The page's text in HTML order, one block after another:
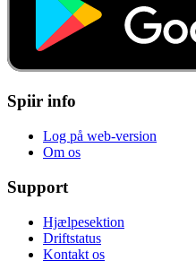
Spiir info
Log på web-version
Om os
Support
Hjælpesektion
Driftstatus
Kontakt os